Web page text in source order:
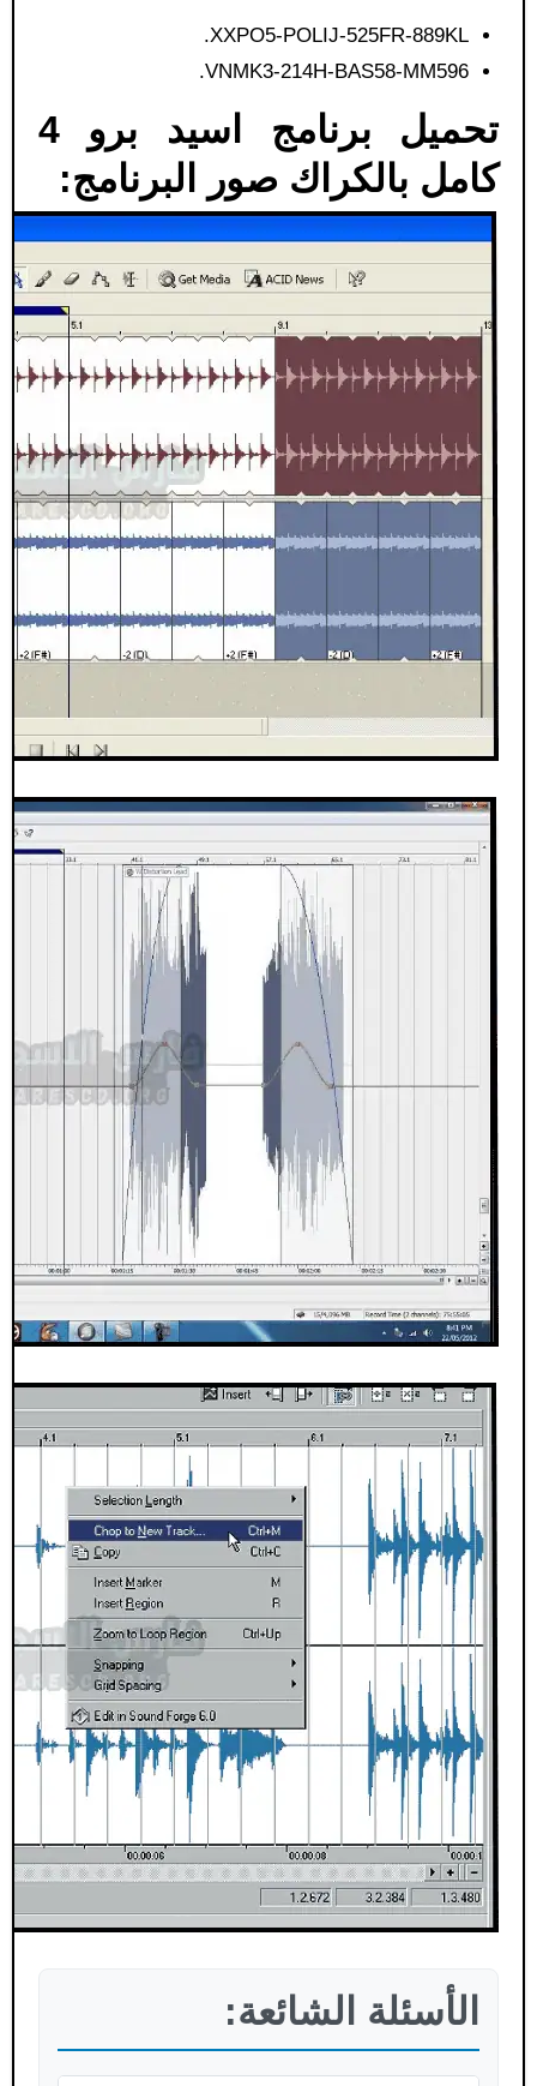
XXPO5-POLIJ-525FR-889KL.
VNMK3-214H-BAS58-MM596.
تحميل برنامج اسيد برو 4
كامل بالكراك​ صور البرنامج:
الأسئلة الشائعة: